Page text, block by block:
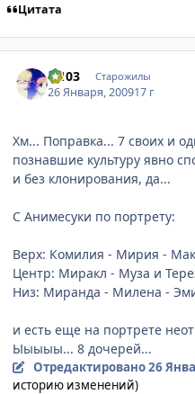
Цитата
al103 Старожилы
26 Января, 200917 г
Хм... Поправка... 7 своих и
познавшие культуру явно
и без клонирования, да...
С Анимесуки по портрету:
Верх: Комилия - Мирия -
Центр: Миракл - Муза и
Низ: Миранда - Милена -
и есть еще на портрете
Ыыыыы... 8 дочерей...
Отредактировано26
историю изменений)